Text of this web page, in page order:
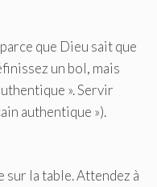
que Dieu sait que
un bol, mais
». Servir
authentique »).
sur la table. Attendez à